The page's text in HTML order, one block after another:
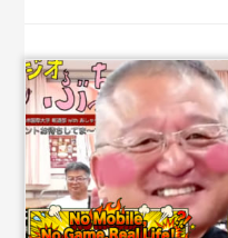
...続きを読む